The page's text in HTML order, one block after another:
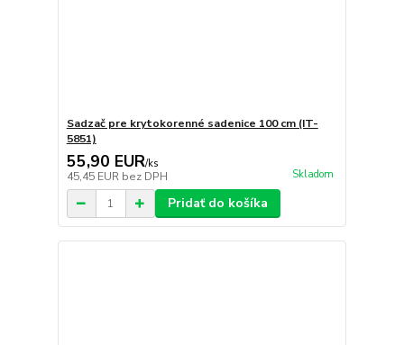
Sadzač pre krytokorenné sadenice 100 cm (IT-
5851)
55,90 EUR/ks
45,45 EUR bez DPH Skladom
Pridať do košíka